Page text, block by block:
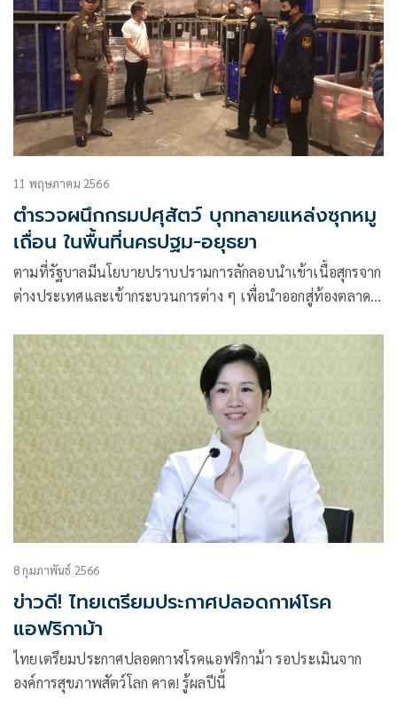
11 พฤษภาคม 2566
ตำรวจผนึกกรมปศุสัตว์ บุกทลายแหล่งซุกหมู
เถื่อน ในพื้นที่นครปฐม-อยุธยา
ตามที่รัฐบาลมีนโยบายปราบปรามการลักลอบนำเข้าเนื้อสุกรจาก
ต่างประเทศและเข้ากระบวนการต่าง ๆ เพื่อนำออกสู่ท้องตลาด
ประชาชนผู้บริโภคได้รับสินค้าอันไม่ถูกสุขลักษณะ
8 กุมภาพันธ์ 2566
ข่าวดี! ไทยเตรียมประกาศปลอดกาฬโรค
แอฟริกาม้า
ไทยเตรียมประกาศปลอดกาฬโรคแอฟริกาม้า รอประเมินจาก
องค์การสุขภาพสัตว์โลก คาด! รู้ผลปีนี้